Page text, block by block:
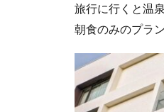
旅行に行くと温
朝食のみのプラ